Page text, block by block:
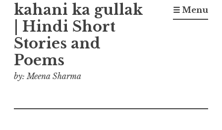
kahani ka gullak
| Hindi Short
Stories and
Poems
by: Meena Sharma
☰ Menu